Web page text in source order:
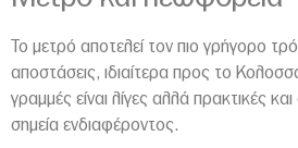
Το μετρό αποτελεί τον πιο γρήγορο
αποστάσεις, ιδιαίτερα προς το
γραμμές είναι λίγες αλλά πρακτικές
σημεία ενδιαφέροντος.